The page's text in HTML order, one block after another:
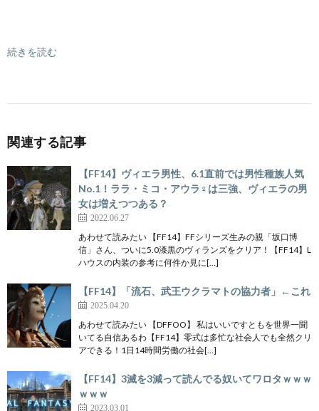
続きを読む
関連する記事
【FF14】ヴィエラ男性、6.1直前では男性種族人気
No.1！ララ・ミコ・アウラ♀は三強、ヴィエラの男
女は増えつつある？
2022.06.27
あわせて読みたい 【FF14】FFシリーズ生みの親「坂口博
信」さん、ついに5.0漆黒のヴィランズをクリア！【FF14】L
ハウスの内装の参考に何件か見に[…]
【FF14】「流石、武王ウクラマトの協力者」←これ
2025.04.20
あわせて読みたい 【DFFOO】 私はいいですともを世界一聞
いてる自信あるわ【FF14】零式は多忙な社会人でも全然クリ
アできる！1日14時間労働の社会[…]
【FF14】3滅を3減って読んでる奴いてワロタｗｗｗ
ｗｗｗ
2023.03.01